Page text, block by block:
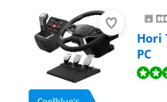
Hori
PC
Beoordeling is 9,4 van de 10,